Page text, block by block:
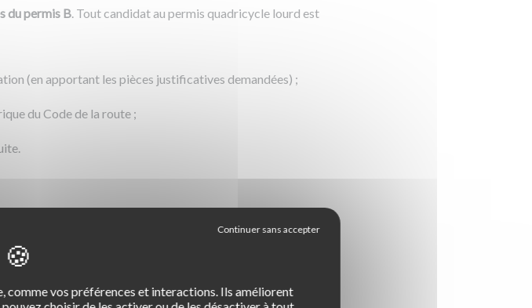
du permis B. Tout candidat au permis quadricycle lourd est
(en apportant les pièces justificatives demandées) ;
du Code de la route ;
B1
de l’examen pratique du permis B.
vos préférences et interactions. Ils améliorent